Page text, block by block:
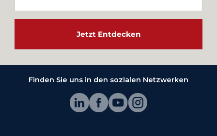
Jetzt Entdecken
Finden Sie uns in den sozialen Netzwerken